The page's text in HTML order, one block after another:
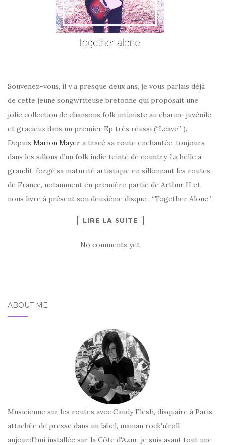
Souvenez-vous, il y a presque deux ans, je vous parlais déjà
de cette jeune songwriteuse bretonne qui proposait une
jolie collection de chansons folk intimiste au charme juvénile
et gracieux dans un premier Ep très réussi (“Leave” ).
Depuis Marion Mayer a tracé sa route enchantée, toujours
dans les sillons d’un folk indie teinté de country. La belle a
grandit, forgé sa maturité artistique en sillonnant les routes
de France, notamment en première partie de Arthur H et
nous livre à présent son deuxième disque : “Together Alone”.
LIRE LA SUITE
No comments yet
ABOUT ME
Musicienne sur les routes avec Candy Flesh, disquaire à Paris,
attachée de presse dans un label, maman rock'n'roll
aujourd'hui installée sur la Côte d'Azur, je suis avant tout une